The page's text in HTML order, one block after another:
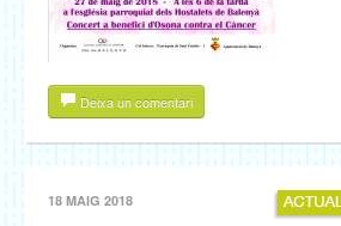
Deixa un comentari
18 MAIG 2018